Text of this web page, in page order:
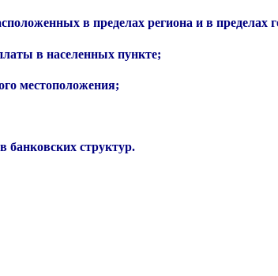
в пределах региона и в пределах
в населенных пункте;
местоположения;
банковских структур.